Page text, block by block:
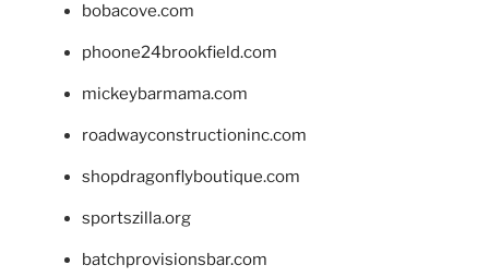
bobacove.com
phoone24brookfield.com
mickeybarmama.com
roadwayconstructioninc.com
shopdragonflyboutique.com
sportszilla.org
batchprovisionsbar.com